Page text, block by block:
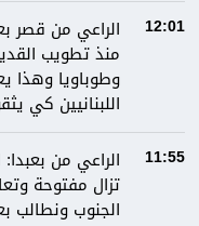
12:01
وطوباويا وهذا
اللبنانيين كي
11:55
الراعي من
تزال مفتوحة
الجنوب ونطالب